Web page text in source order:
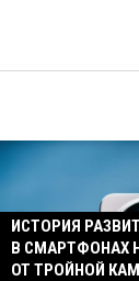
ИСТОРИЯ
В СМАРТФОНАХ
ОТ ТРОЙНОЙ